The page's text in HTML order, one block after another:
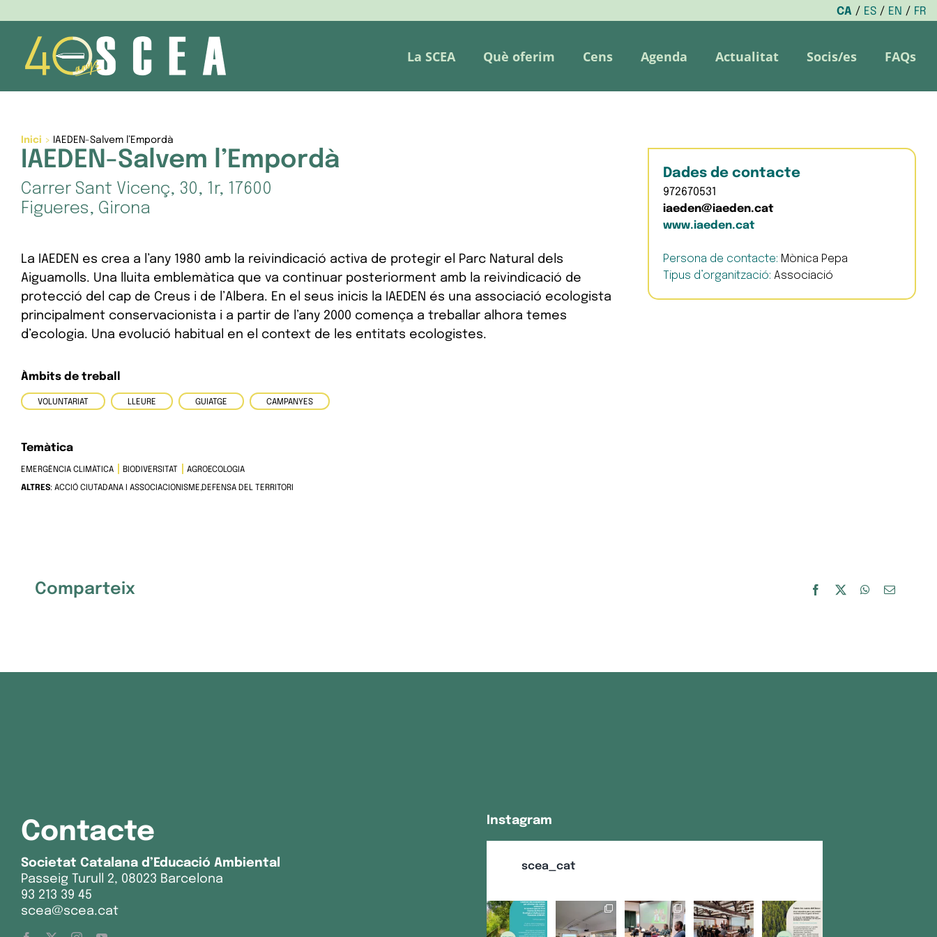
CA ES EN
FR
content
La SCEA Què oferim Cens Agenda Actualitat Socis/es FAQs
Inici > IAEDEN-Salvem l’Empordà
IAEDEN-Salvem l’Empordà
Carrer Sant Vicenç, 30, 1r, 17600
Figueres, Girona
La IAEDEN es crea a l’any 1980 amb la reivindicació activa de protegir el Parc Natural dels
Aiguamolls. Una lluita emblemàtica que va continuar posteriorment amb la reivindicació de
protecció del cap de Creus i de l’Albera. En el seus inicis la IAEDEN és una associació ecologista
principalment conservacionista i a partir de l’any 2000 comença a treballar alhora temes
d’ecologia. Una evolució habitual en el context de les entitats ecologistes.
Àmbits de treball
VOLUNTARIAT LLEURE GUIATGE CAMPANYES
Temàtica
EMERGÈNCIA CLIMÀTICA BIODIVERSITAT AGROECOLOGIA
ALTRES: ACCIÓ CIUTADANA I ASSOCIACIONISME,DEFENSA DEL TERRITORI
Dades de contacte
972670531
iaeden@iaeden.cat
www.iaeden.cat
Persona de contacte: Mònica Pepa
Tipus d’organització: Associació
Comparteix
Contacte
Societat Catalana d’Educació Ambiental
Passeig Turull 2, 08023 Barcelona
93 213 39 45
scea@scea.cat
Instagram
scea_cat